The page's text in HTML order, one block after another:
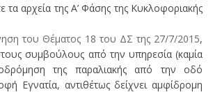
τα αρχεία της Α’ Φάσης της Κυκλοφοριακής
του Θέματος 18 του ΔΣ της 27/7/2015,
συμβούλους από την υπηρεσία (καμία
της παραλιακής από την οδό
Εγνατία, αντιθέτως δείχνει αμφίδρομη